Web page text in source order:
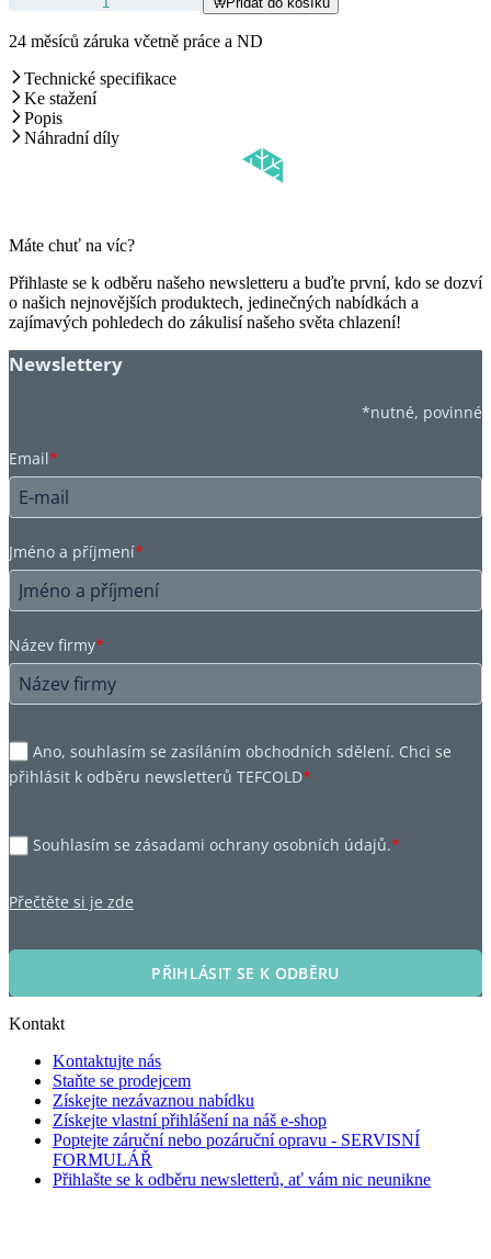
24 měsíců záruka včetně práce a ND
Technické specifikace
Ke stažení
Popis
Náhradní díly
Máte chuť na víc?
Přihlaste se k odběru našeho newsletteru a buďte první, kdo se dozví
o našich nejnovějších produktech, jedinečných nabídkách a
zajímavých pohledech do zákulisí našeho světa chlazení!
Newslettery
*nutné, povinné
Email*
Jméno a příjmení*
Název firmy*
Ano, souhlasím se zasíláním obchodních sdělení. Chci se
přihlásit k odběru newsletterů TEFCOLD*
Souhlasím se zásadami ochrany osobních údajů.*
Přečtěte si je zde
PŘIHLÁSIT SE K ODBĚRU
Kontakt
Kontaktujte nás
Staňte se prodejcem
Získejte nezávaznou nabídku
Získejte vlastní přihlášení na náš e-shop
Poptejte záruční nebo pozáruční opravu - SERVISNÍ
FORMULÁŘ
Přihlašte se k odběru newsletterů, ať vám nic neunikne